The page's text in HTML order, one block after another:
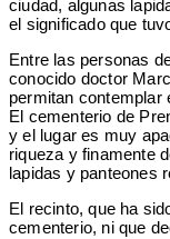
ciudad, algunas
el significado que
Entre las personas
conocido doctor
permitan contemplar
El cementerio de
y el lugar es muy
riqueza y finamente
lapidas y panteones
El recinto, que ha
cementerio, ni que